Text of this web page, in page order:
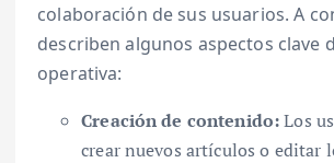
colaboración de sus usuarios. A
describen algunos aspectos clave
operativa:
Creación de contenido:Los
crear nuevos artículos o editar